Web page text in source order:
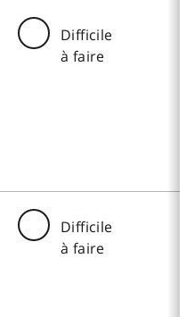
Difficile
à faire
Difficile
à faire